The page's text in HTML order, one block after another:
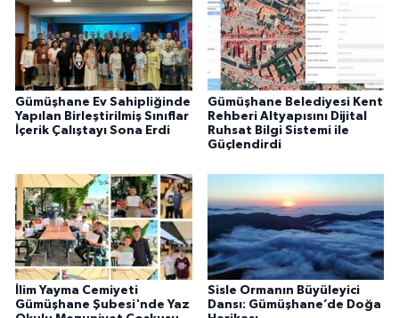
Gümüşhane Ev Sahipliğinde
Yapılan Birleştirilmiş Sınıflar
İçerik Çalıştayı Sona Erdi
Gümüşhane Belediyesi Kent
Rehberi Altyapısını Dijital
Ruhsat Bilgi Sistemi ile
Güçlendirdi
İlim Yayma Cemiyeti
Gümüşhane Şubesi'nde Yaz
Sisle Ormanın Büyüleyici
Dansı: Gümüşhane’de Doğa